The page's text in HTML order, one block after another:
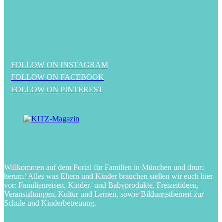
FOLLOW ON INSTAGRAM
FOLLOW ON FACEBOOK
FOLLOW ON PINTEREST
Willkommen auf dem Portal für Familien in München und drum
herum! Alles was Eltern und Kinder brauchen stellen wir euch hier
vor: Familienreisen, Kinder- und Babyprodukte, Freizeitideen,
Veranstaltungen, Kultur und Lernen, sowie Bildungsthemen zur
Schule und Kinderbetreuung.